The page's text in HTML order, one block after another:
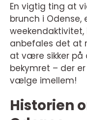
En vigtig ting at
brunch i
anbefales det at
at være sikker på
bekymret – der
vælge imellem!
Historien